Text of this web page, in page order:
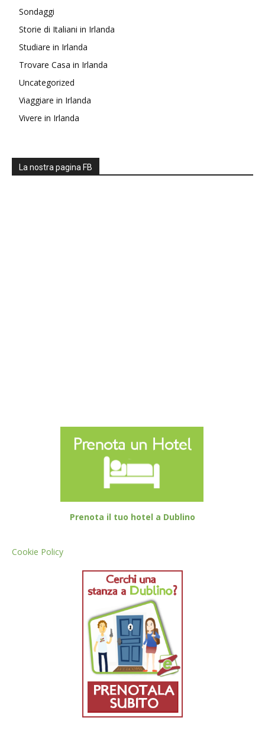
Sondaggi
Storie di Italiani in Irlanda
Studiare in Irlanda
Trovare Casa in Irlanda
Uncategorized
Viaggiare in Irlanda
Vivere in Irlanda
La nostra pagina FB
Prenota il tuo hotel a Dublino
Cookie Policy